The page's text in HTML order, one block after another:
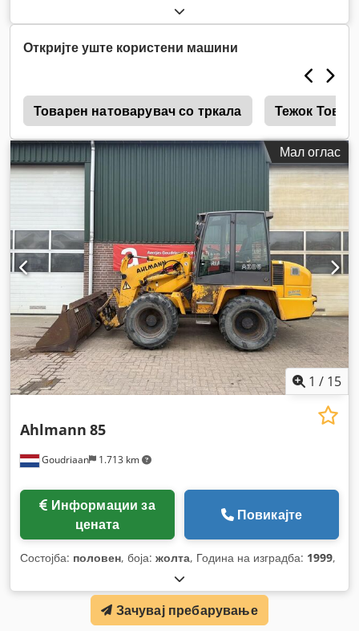
Откријте уште користени машини
Товарен натоварувач со тркала Тежок
Мал оглас
1 / 15
Goudriaan 1.713 km
Ahlmann 85
цената
Повикајте
Состојба: половен, боја: жолта, Година на изградба: 1999,
Зачувај пребарување